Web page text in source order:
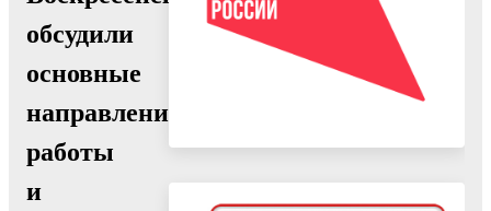
обсудили
основные
направления
работы
и